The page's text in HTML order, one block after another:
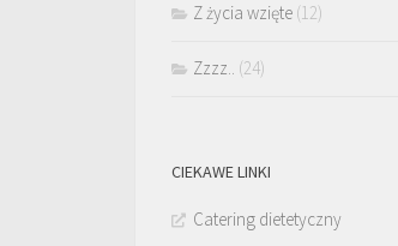
Z życia wzięte(12)
Zzzz.. (24)
CIEKAWE LINKI
Catering dietetyczny